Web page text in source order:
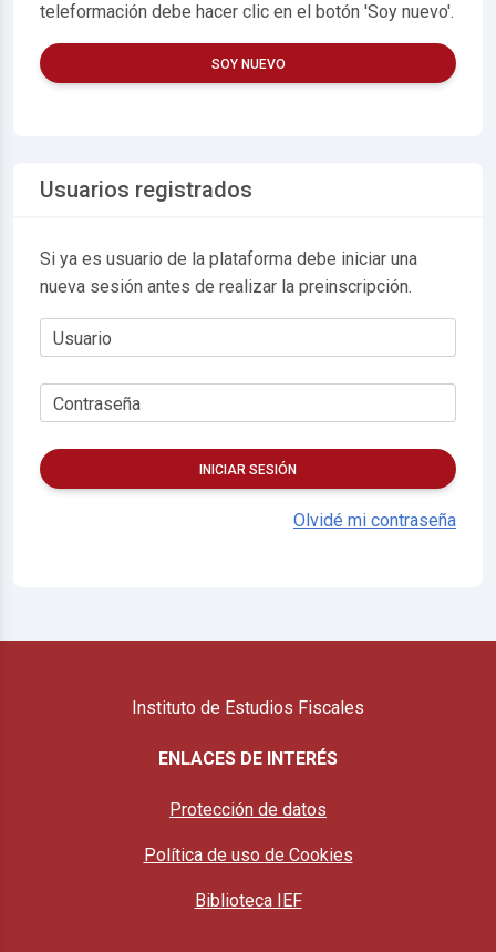
teleformación debe hacer clic en el botón 'Soy nuevo'.
SOY NUEVO
Usuarios registrados
Si ya es usuario de la plataforma debe iniciar una
nueva sesión antes de realizar la preinscripción.
Usuario
Contraseña
INICIAR SESIÓN
Olvidé mi contraseña
Instituto de Estudios Fiscales
ENLACES DE INTERÉS
Protección de datos
Política de uso de Cookies
Biblioteca IEF